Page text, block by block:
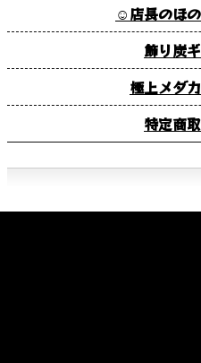
☺店長のほ
飾り炭
極上メダ
特定商